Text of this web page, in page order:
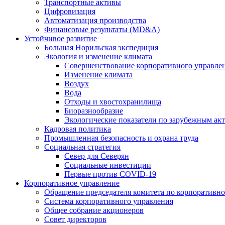
Транспортные активы
Цифровизация
Автоматизация производства
Финансовые результаты (MD&A)
Устойчивое развитие
Большая Норильская экспедиция
Экология и изменение климата
Совершенствование корпоративного
Изменение климата
Воздух
Вода
Отходы и хвостохранилища
Биоразнообразие
Экологические показатели по зарубежным
Кадровая политика
Промышленная безопасность и охрана труда
Социальная стратегия
Север для Северян
Социальные инвестиции
Первые против COVID‑19
Корпоративное управление
Обращение председателя комитета по
Система корпоративного управления
Общее собрание акционеров
Совет директоров